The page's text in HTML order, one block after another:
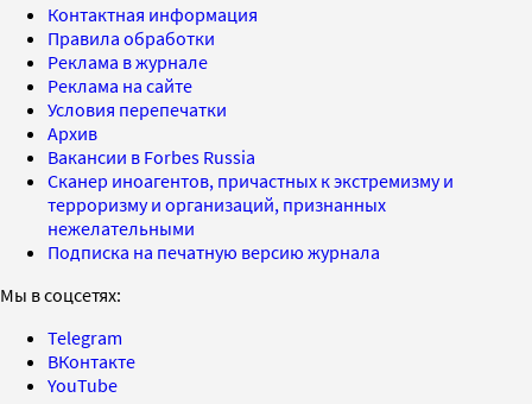
Контактная информация
Правила обработки
Реклама в журнале
Реклама на сайте
Условия перепечатки
Архив
Вакансии в Forbes Russia
Сканер иноагентов, причастных к экстремизму и
терроризму и организаций, признанных
нежелательными
Подписка на печатную версию журнала
Мы в соцсетях:
Telegram
ВКонтакте
YouTube